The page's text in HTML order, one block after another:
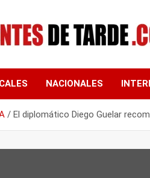
DE
NACIONALES
El diplomático Diego Guelar